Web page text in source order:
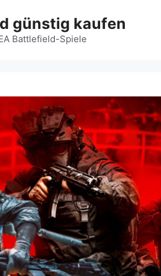
günstig kaufen
Battlefield-Spiele